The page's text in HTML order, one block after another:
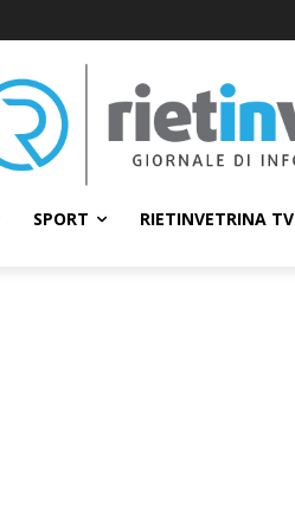
SPORT RIETINVETRINA TV